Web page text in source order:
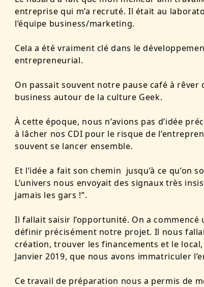
entreprise qui m’a recruté. Il était au
l’équipe business/marketing.
Cela a été vraiment clé dans le
entrepreneurial.
On passait souvent notre pause café à
business autour de la culture Geek.
À cette époque, nous n’avions pas d’idée
à lâcher nos CDI pour le risque de
souvent se lancer ensemble.
Et l’idée a fait son chemin jusqu’à ce qu’on
L’univers nous envoyait des signaux très
jamais les gars !”.
Il fallait saisir l’opportunité. On a
définir précisément notre projet. Il nous
création, trouver les financements et le local,
Janvier 2019, que nous avons immatriculer
Ce travail de préparation nous a permis de